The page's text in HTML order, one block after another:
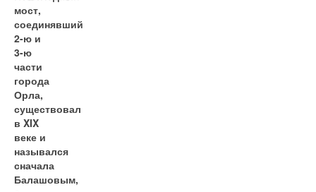
мост,
соединявший
2-ю и
3-ю
части
города
Орла,
существовал
в XIX
веке и
назывался
сначала
Балашовым,